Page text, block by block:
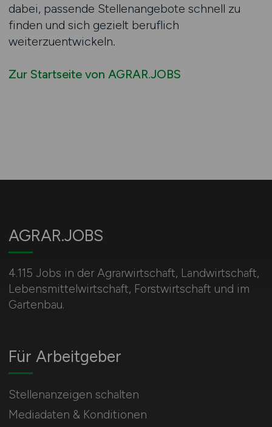
dabei, passende Stellenangebote schnell zu
finden und sich gezielt beruflich
weiterzuentwickeln.
Zur Startseite von AGRAR.JOBS
AGRAR.JOBS
4.115 Jobs in der Agrarwirtschaft, Landwirtschaft,
Lebensmittelwirtschaft, Forstwirtschaft und im
Gartenbau.
Für Arbeitgeber
Stellenanzeigen schalten
Mediadaten & Konditionen